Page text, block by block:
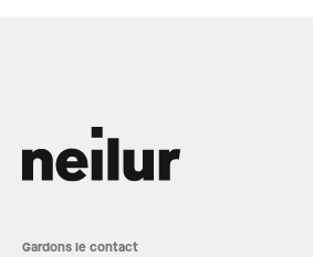
Gardons le contact